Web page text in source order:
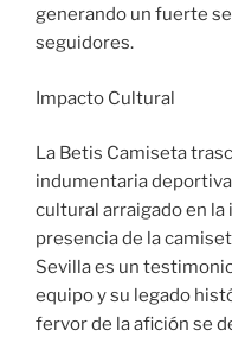
generando un fuerte
seguidores.
Impacto Cultural
La Betis Camiseta
indumentaria
cultural arraigado en la
presencia de la
Sevilla es un
equipo y su legado
fervor de la afición se